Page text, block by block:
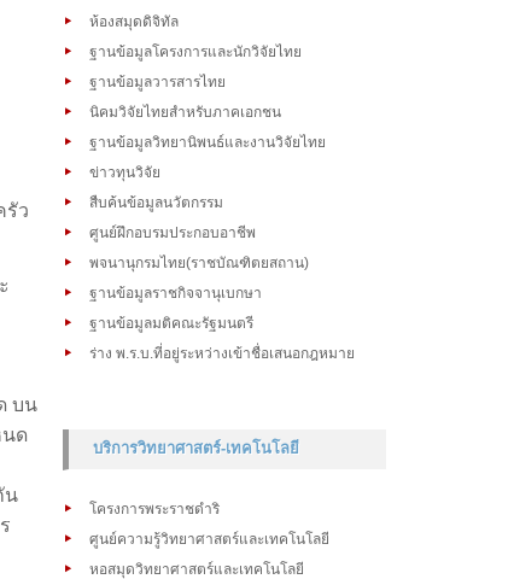
ว
บน
ด
น
ห้องสมุดดิจิทัล
ฐานข้อมูลโครงการและนักวิจัยไทย
ฐานข้อมูลวารสารไทย
นิคมวิจัยไทยสำหรับภาคเอกชน
ฐานข้อมูลวิทยานิพนธ์และงานวิจัยไทย
ข่าวทุนวิจัย
สืบค้นข้อมูลนวัตกรรม
ศูนย์ฝึกอบรมประกอบอาชีพ
พจนานุกรมไทย(ราชบัณฑิตยสถาน)
ฐานข้อมูลราชกิจจานุเบกษา
ฐานข้อมูลมติคณะรัฐมนตรี
ร่าง พ.ร.บ.ที่อยู่ระหว่างเข้าชื่อเสนอกฎหมาย
บริการวิทยาศาสตร์-เทคโนโลยี
โครงการพระราชดำริ
ศูนย์ความรู้วิทยาศาสตร์และเทคโนโลยี
หอสมุดวิทยาศาสตร์และเทคโนโลยี